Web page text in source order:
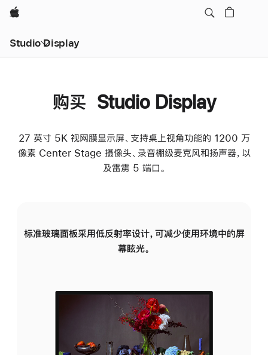
Apple
Studio Display
购买 Studio Display
27 英寸 5K 视网膜显示屏、支持桌上视角功能的 1200 万
像素 Center Stage 摄像头、录音棚级麦克风和扬声器，以
及雷雳 5 端口。
标准玻璃面板采用低反射率设计，可减少使用环境中的屏
幕眩光。